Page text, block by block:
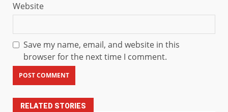
Website
Save my name, email, and website in this
browser for the next time I comment.
RELATED STORIES